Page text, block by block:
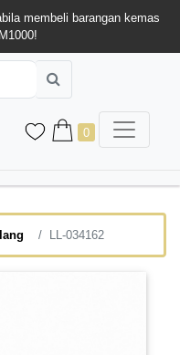
membeli barangan kemas
0
LL-034162